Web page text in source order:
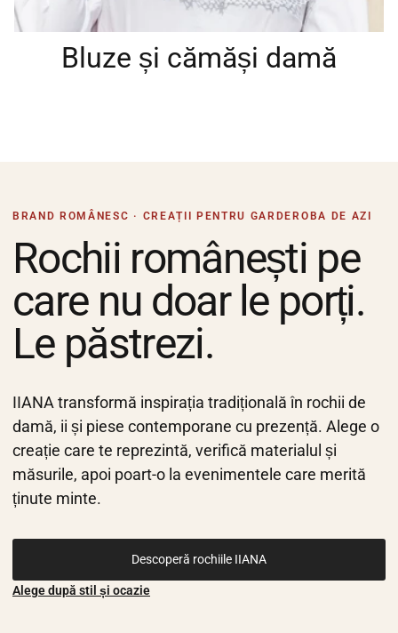
Bluze și cămăși damă
BRAND ROMÂNESC · CREAȚII PENTRU GARDEROBA DE AZI
Rochii românești pe
care nu doar le porți.
Le păstrezi.
IIANA transformă inspirația tradițională în rochii de
damă, ii și piese contemporane cu prezență. Alege o
creație care te reprezintă, verifică materialul și
măsurile, apoi poart-o la evenimentele care merită
ținute minte.
Descoperă rochiile IIANA
Alege după stil și ocazie